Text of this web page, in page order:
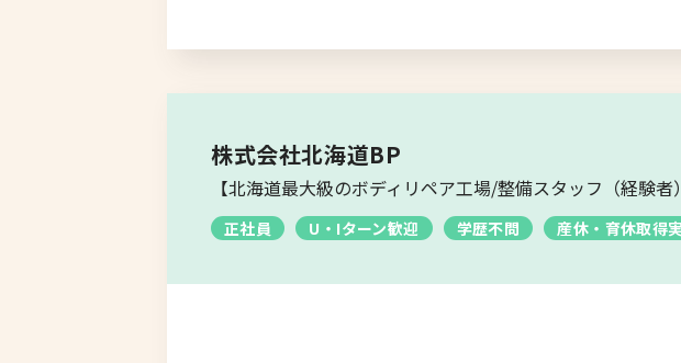
株式会社北海道BP
【北海道最大級のボディリペア工場/整備スタッフ（経験
正社員 U・Iターン歓迎 学歴不問 産休・育休取得